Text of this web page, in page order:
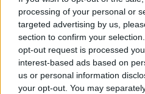
processing of your personal or
targeted advertising by us,
section to confirm your
opt-out request is processed
interest-based ads based on
us or personal information
your opt-out. You may
Εισαγγελέα